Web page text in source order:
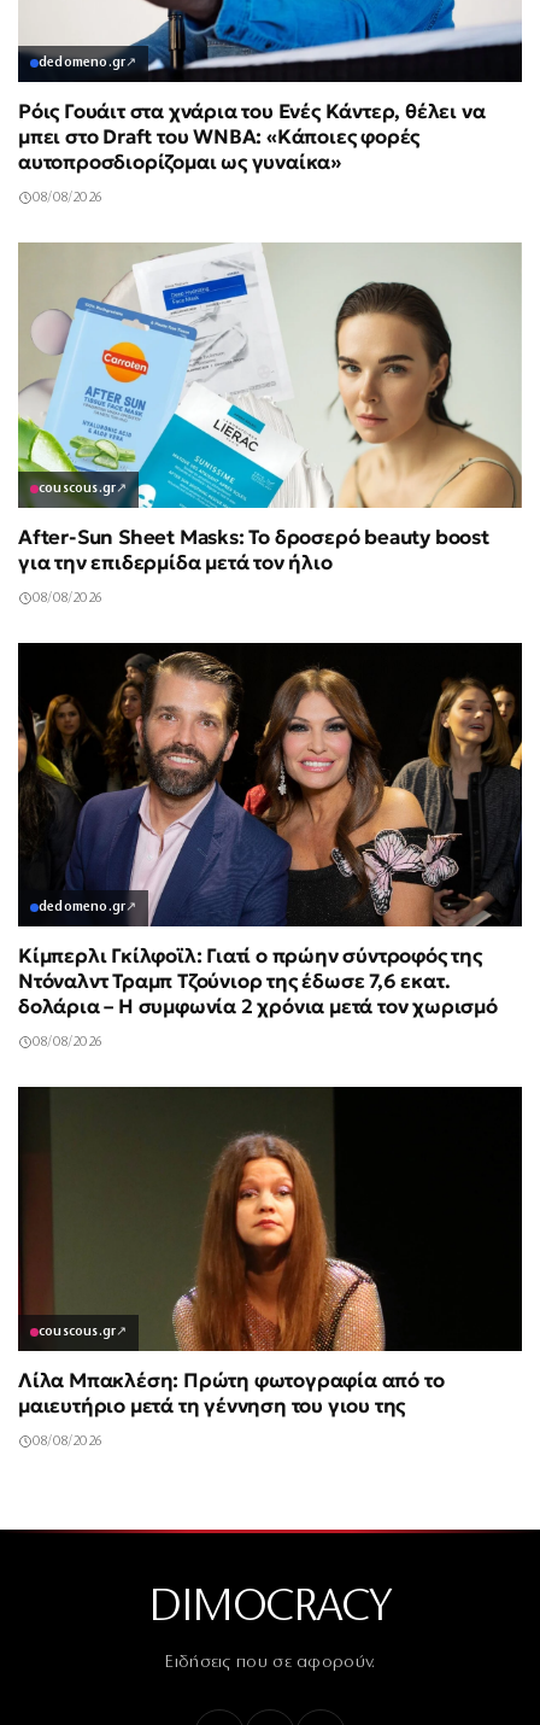
dedomeno.gr↗
Ρόις Γουάιτ στα χνάρια του Ενές Κάντερ, θέλει να
μπει στο Draft του WNBA: «Κάποιες φορές
αυτοπροσδιορίζομαι ως γυναίκα»
08/08/2026
couscous.gr↗
After-Sun Sheet Masks: Το δροσερό beauty boost
για την επιδερμίδα μετά τον ήλιο
08/08/2026
dedomeno.gr↗
Κίμπερλι Γκίλφοϊλ: Γιατί ο πρώην σύντροφός της
Ντόναλντ Τραμπ Τζούνιορ της έδωσε 7,6 εκατ.
δολάρια – Η συμφωνία 2 χρόνια μετά τον χωρισμό
08/08/2026
couscous.gr↗
Λίλα Μπακλέση: Πρώτη φωτογραφία από το
μαιευτήριο μετά τη γέννηση του γιου της
08/08/2026
DIMOCRACY
Ειδήσεις που σε αφορούν.